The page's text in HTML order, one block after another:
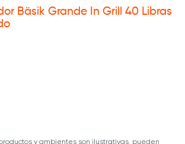
Bäsik Grande In Grill 40 Libras
y ambientes son ilustrativas, pueden